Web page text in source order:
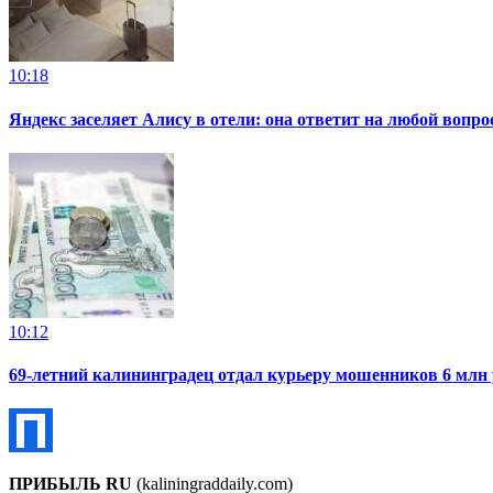
10:18
Яндекс заселяет Алису в отели: она ответит на любой
10:12
69-летний калининградец отдал курьеру мошенников 6 млн
ПРИБЫЛЬ RU (kaliningraddaily.com)